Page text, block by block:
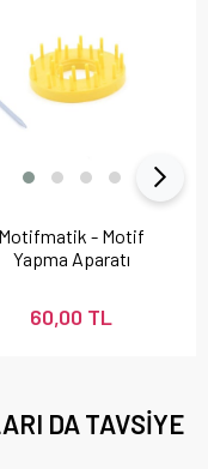
Motifmatik - Motif
Yapma Aparatı
60,00 TL
DA TAVSIYE